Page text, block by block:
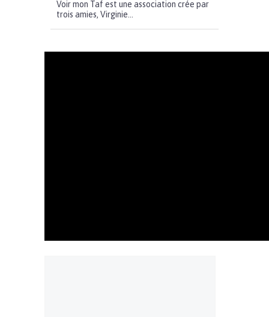
Voir mon Taf est une association crée par
trois amies, Virginie...